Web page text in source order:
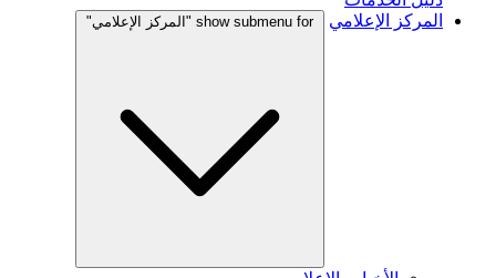
المركز الإعلامي
show submenu for "المركز الإعلامي"